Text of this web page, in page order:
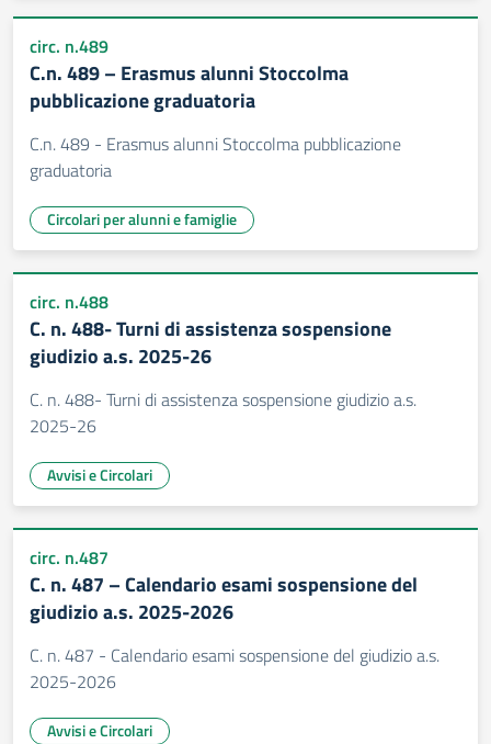
circ. n.489
C.n. 489 – Erasmus alunni Stoccolma
pubblicazione graduatoria
C.n. 489 - Erasmus alunni Stoccolma pubblicazione
graduatoria
Circolari per alunni e famiglie
circ. n.488
C. n. 488- Turni di assistenza sospensione
giudizio a.s. 2025-26
C. n. 488- Turni di assistenza sospensione giudizio a.s.
2025-26
Avvisi e Circolari
circ. n.487
C. n. 487 – Calendario esami sospensione del
giudizio a.s. 2025-2026
C. n. 487 - Calendario esami sospensione del giudizio a.s.
2025-2026
Avvisi e Circolari